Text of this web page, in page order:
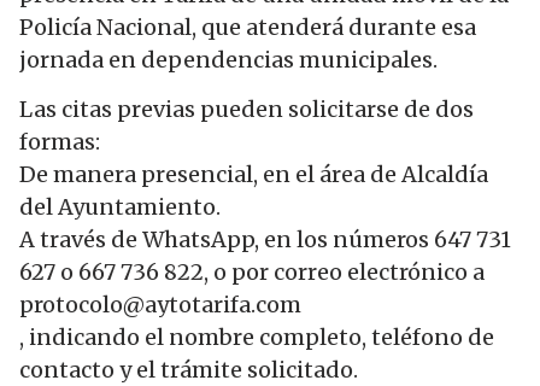
Policía Nacional, que atenderá durante esa
jornada en dependencias municipales.
Las citas previas pueden solicitarse de dos
formas:
De manera presencial, en el área de Alcaldía
del Ayuntamiento.
A través de WhatsApp, en los números 647 731
627 o 667 736 822, o por correo electrónico a
protocolo@aytotarifa.com
, indicando el nombre completo, teléfono de
contacto y el trámite solicitado.